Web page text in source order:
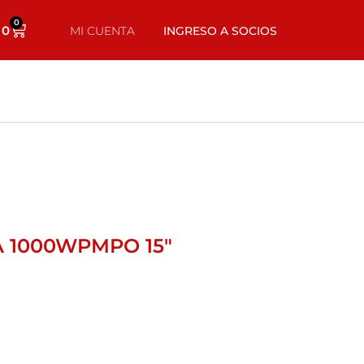
0
MI CUENTA INGRESO A SOCIOS
15″